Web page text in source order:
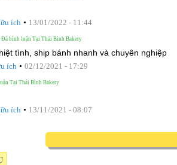
ích • 13/01/2022 - 11:44
Đã bình luận Tại Thái Bình Bakery
tình, ship bánh nhanh và chuyên nghiệp
ích • 02/12/2021 - 17:29
Tại Thái Bình Bakery
ích • 13/11/2021 - 08:07